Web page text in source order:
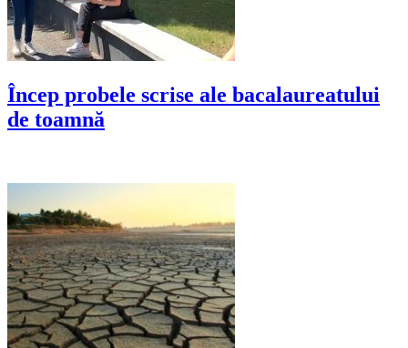
Încep probele scrise ale bacalaureatului
de toamnă